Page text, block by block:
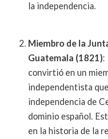
la independencia.
Miembro de la
Guatemala (1821):
convirtió en un
independentista
independencia de
dominio español.
en la historia de la